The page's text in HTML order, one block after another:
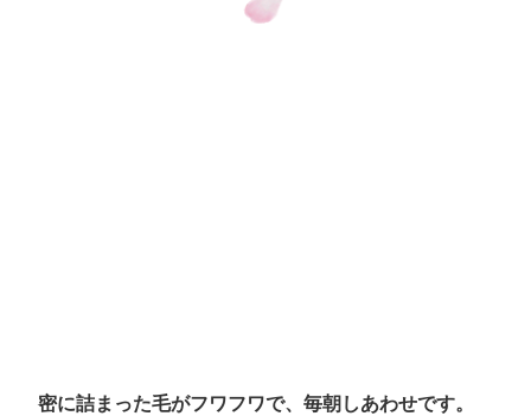
密に詰まった毛がフワフワで、毎朝しあわせです。